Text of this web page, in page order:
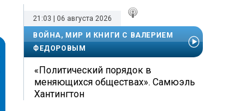
21:03 | 06 августа 2026
ВОЙНА, МИР И КНИГИ С ВАЛЕРИЕМ
ФЕДОРОВЫМ
«Политический порядок в
меняющихся обществах». Самюэль
Хантингтон